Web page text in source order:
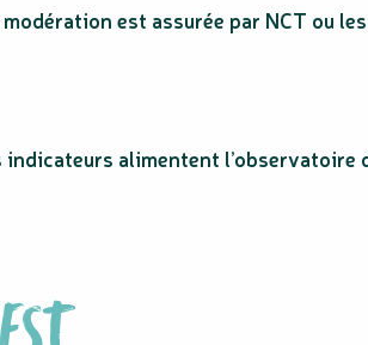
est assurée par NCT ou les
alimentent l’observatoire